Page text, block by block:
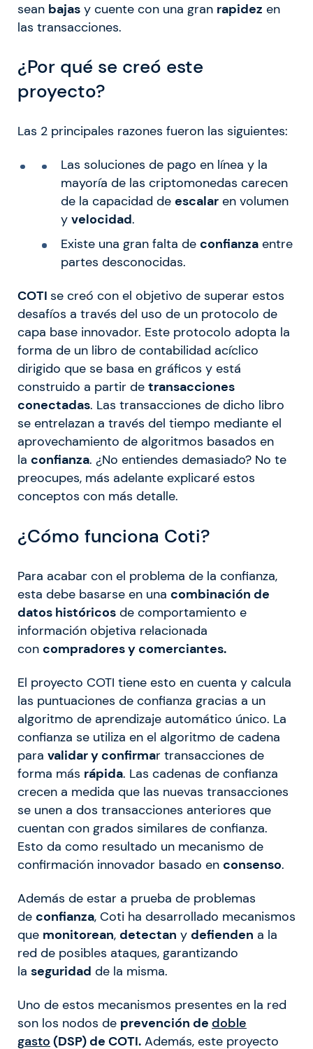
sean bajas y cuente con una gran rapidez en
las transacciones.
¿Por qué se creó este
proyecto?
Las 2 principales razones fueron las siguientes:
Las soluciones de pago en línea y la
mayoría de las criptomonedas carecen
de la capacidad de escalaren volumen
y velocidad.
Existe una gran falta de confianzaentre
partes desconocidas.
COTI se creó con el objetivo de superar estos
desafíos a través del uso de un protocolo de
capa base innovador. Este protocolo adopta la
forma de un libro de contabilidad acíclico
dirigido que se basa en gráficos y está
construido a partir de transacciones
conectadas. Las transacciones de dicho libro
se entrelazan a través del tiempo mediante el
aprovechamiento de algoritmos basados en
la confianza. ¿No entiendes demasiado? No te
preocupes, más adelante explicaré estos
conceptos con más detalle.
¿Cómo funciona Coti?
Para acabar con el problema de la confianza,
esta debe basarse en una combinación de
datos históricos de comportamiento e
información objetiva relacionada
con compradores y comerciantes.
El proyecto COTI tiene esto en cuenta y calcula
las puntuaciones de confianza gracias a un
algoritmo de aprendizaje automático único. La
confianza se utiliza en el algoritmo de cadena
para validar y confirmar transacciones de
forma más rápida. Las cadenas de confianza
crecen a medida que las nuevas transacciones
se unen a dos transacciones anteriores que
cuentan con grados similares de confianza.
Esto da como resultado un mecanismo de
confirmación innovador basado en consenso.
Además de estar a prueba de problemas
de confianza, Coti ha desarrollado mecanismos
que monitorean, detectan y defienden a la
red de posibles ataques, garantizando
la seguridad de la misma.
Uno de estos mecanismos presentes en la red
son los nodos de prevención de doble
gasto (DSP) de COTI. Además, este proyecto